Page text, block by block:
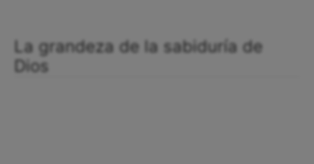
La grandeza de la sabiduría de
Dios